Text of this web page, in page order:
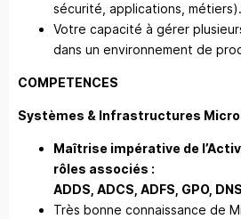
sécurité, applications, métiers).
Votre capacité à gérer
dans un environnement de
COMPETENCES
Systèmes & Infrastructures
Maîtrise impérative de
rôles associés :
ADDS, ADCS, ADFS, GPO,
Très bonne connaissance de